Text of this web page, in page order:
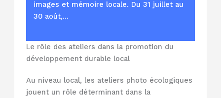
images et mémoire locale. Du 31 juillet au
30 août,…
Le rôle des ateliers dans la promotion du
développement durable local
Au niveau local, les ateliers photo écologiques
jouent un rôle déterminant dans la